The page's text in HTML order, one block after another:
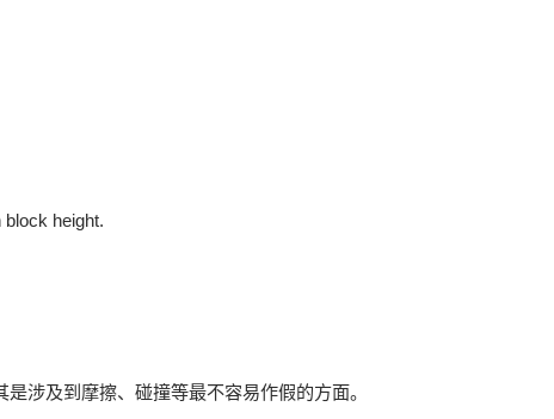
height.
涉及到摩擦、碰撞等最不容易作假的方面。